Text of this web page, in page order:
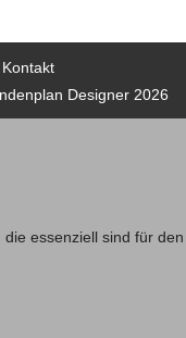
Kontakt
Designer 2026
essenziell sind für den